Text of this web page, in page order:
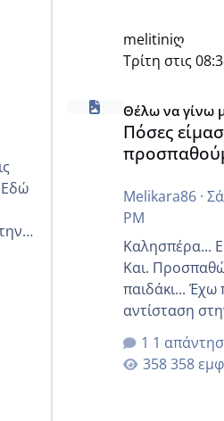
melitiniღ
Τρίτη στις
Πόσες είμαστε κοντά 40
Θέλω να γίνω
Πόσες
Melikara86·
PM
Καλησπέρα...
Και.
παιδάκι... Έχω πολυκυστικές και
αντίσταση
και χάσιμοτο!
παραπάνω και
προσπαθώ δεν
1
358